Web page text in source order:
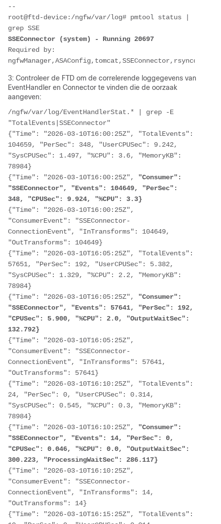
--
root@ftd-device:/ngfw/var/log# pmtool status |
SSEConnector (system) - Running 20697
Required by:
3: Controleer de FTD om de correlerende loggegevens van
EventHandler en Connector te vinden die de oorzaak
aangeven:
/ngfw/var/log/EventHandlerStat.* | grep -E
"TotalEvents|SSEConnector"
{"Time": "2026-03-10T16:00:25Z", "TotalEvents":
104659, "PerSec": 348, "UserCPUSec": 9.242,
"SysCPUSec": 1.497, "%CPU": 3.6, "MemoryKB":
78984}
{"Time": "2026-03-10T16:00:25Z", "Consumer":
"SSEConnector", "Events": 104649, "PerSec":
348, "CPUSec": 9.924, "%CPU": 3.3}
{"Time": "2026-03-10T16:00:25Z",
"ConsumerEvent": "SSEConnector-
ConnectionEvent", "InTransforms": 104649,
"OutTransforms": 104649}
{"Time": "2026-03-10T16:05:25Z", "TotalEvents":
57651, "PerSec": 192, "UserCPUSec": 5.382,
"SysCPUSec": 1.329, "%CPU": 2.2, "MemoryKB":
78984}
{"Time": "2026-03-10T16:05:25Z",
"Consumer":
"SSEConnector", "Events": 57641, "PerSec": 192,
"CPUSec": 5.900, "%CPU": 2.0, "OutputWaitSec":
132.792}
{"Time": "2026-03-10T16:05:25Z",
"ConsumerEvent": "SSEConnector-
ConnectionEvent", "InTransforms": 57641,
"OutTransforms": 57641}
{"Time": "2026-03-10T16:10:25Z", "TotalEvents":
24, "PerSec": 0, "UserCPUSec": 0.314,
"SysCPUSec": 0.545, "%CPU": 0.3, "MemoryKB":
78984}
{"Time": "2026-03-10T16:10:25Z", "Consumer":
"SSEConnector", "Events": 14, "PerSec": 0,
"CPUSec": 0.046, "%CPU": 0.0, "OutputWaitSec":
300.223, "ProcessingWaitSec": 286.117}
{"Time": "2026-03-10T16:10:25Z",
"ConsumerEvent": "SSEConnector-
ConnectionEvent", "InTransforms": 14,
"OutTransforms": 14}
{"Time": "2026-03-10T16:15:25Z", "TotalEvents":